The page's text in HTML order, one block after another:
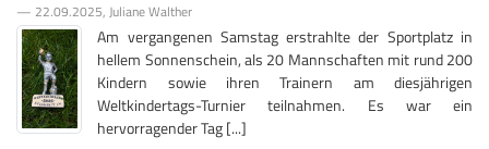
— 22.09.2025, Juliane Walther
Am vergangenen Samstag erstrahlte der Sportplatz in
hellem Sonnenschein, als 20 Mannschaften mit rund 200
Kindern sowie ihren Trainern am diesjährigen
Weltkindertags-Turnier teilnahmen. Es war ein
hervorragender Tag [...]